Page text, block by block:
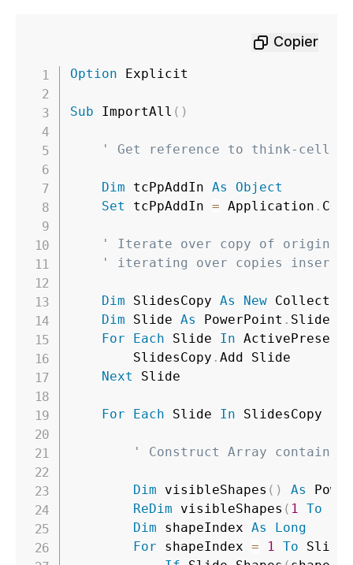
Copier
Option Explicit
Sub ImportAll ( )
' Get reference to think-cell
Dim tcPpAddIn As
Object
Set tcPpAddIn = Application .
' Iterate over copy of original
' iterating over copies inserted
Dim SlidesCopy As New Collection
Dim Slide As PowerPoint . Slide
For
Each Slide In
        SlidesCopy
. Add Slide
Next Slide
For Each Slide In SlidesCopy
' Construct Array
Dim visibleShapes ( ) As
ReDim visibleShapes ( 1 To
Dim shapeIndex As
Long
For shapeIndex = 1 To Slide